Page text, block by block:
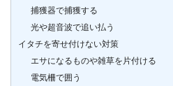
捕獲器で捕獲する
光や超音波で追い払う
イタチを寄せ付けない対策
エサになるものや雑草を片付ける
電気柵で囲う